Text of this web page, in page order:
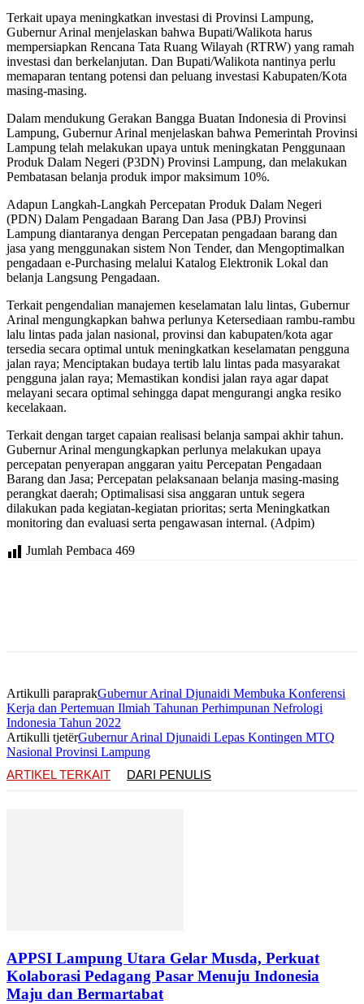
Terkait upaya meningkatkan investasi di Provinsi Lampung,
Gubernur Arinal menjelaskan bahwa Bupati/Walikota harus
mempersiapkan Rencana Tata Ruang Wilayah (RTRW) yang ramah
investasi dan berkelanjutan. Dan Bupati/Walikota nantinya perlu
memaparan tentang potensi dan peluang investasi Kabupaten/Kota
masing-masing.
Dalam mendukung Gerakan Bangga Buatan Indonesia di Provinsi
Lampung, Gubernur Arinal menjelaskan bahwa Pemerintah Provinsi
Lampung telah melakukan upaya untuk meningkatan Penggunaan
Produk Dalam Negeri (P3DN) Provinsi Lampung, dan melakukan
Pembatasan belanja produk impor maksimum 10%.
Adapun Langkah-Langkah Percepatan Produk Dalam Negeri
(PDN) Dalam Pengadaan Barang Dan Jasa (PBJ) Provinsi
Lampung diantaranya dengan Percepatan pengadaan barang dan
jasa yang menggunakan sistem Non Tender, dan Mengoptimalkan
pengadaan e-Purchasing melalui Katalog Elektronik Lokal dan
belanja Langsung Pengadaan.
Terkait pengendalian manajemen keselamatan lalu lintas, Gubernur
Arinal mengungkapkan bahwa perlunya Ketersediaan rambu-rambu
lalu lintas pada jalan nasional, provinsi dan kabupaten/kota agar
tersedia secara optimal untuk meningkatkan keselamatan pengguna
jalan raya; Menciptakan budaya tertib lalu lintas pada masyarakat
pengguna jalan raya; Memastikan kondisi jalan raya agar dapat
melayani secara optimal sehingga dapat mengurangi angka resiko
kecelakaan.
Terkait dengan target capaian realisasi belanja sampai akhir tahun.
Gubernur Arinal mengungkapkan perlunya melakukan upaya
percepatan penyerapan anggaran yaitu Percepatan Pengadaan
Barang dan Jasa; Percepatan pelaksanaan belanja masing-masing
perangkat daerah; Optimalisasi sisa anggaran untuk segera
dilakukan pada kegiatan-kegiatan prioritas; serta Meningkatkan
monitoring dan evaluasi serta pengawasan internal. (Adpim)
Jumlah Pembaca 469
Artikulli paraprakGubernur Arinal Djunaidi Membuka Konferensi
Kerja dan Pertemuan Ilmiah Tahunan Perhimpunan Nefrologi
Indonesia Tahun 2022
Artikulli tjetërGubernur Arinal Djunaidi Lepas Kontingen MTQ
Nasional Provinsi Lampung
ARTIKEL TERKAIT
DARI PENULIS
APPSI Lampung Utara Gelar Musda, Perkuat
Kolaborasi Pedagang Pasar Menuju Indonesia
Maju dan Bermartabat